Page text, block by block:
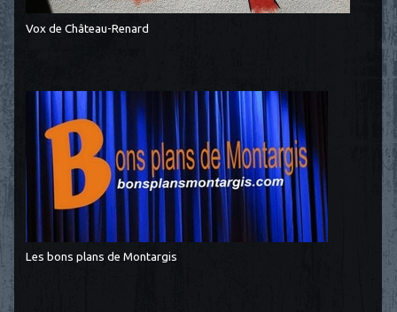
Vox de Château-Renard
Les bons plans de Montargis